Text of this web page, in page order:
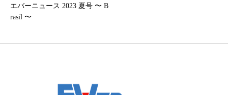
エバーニュース 2023 夏号 〜 B
rasil 〜